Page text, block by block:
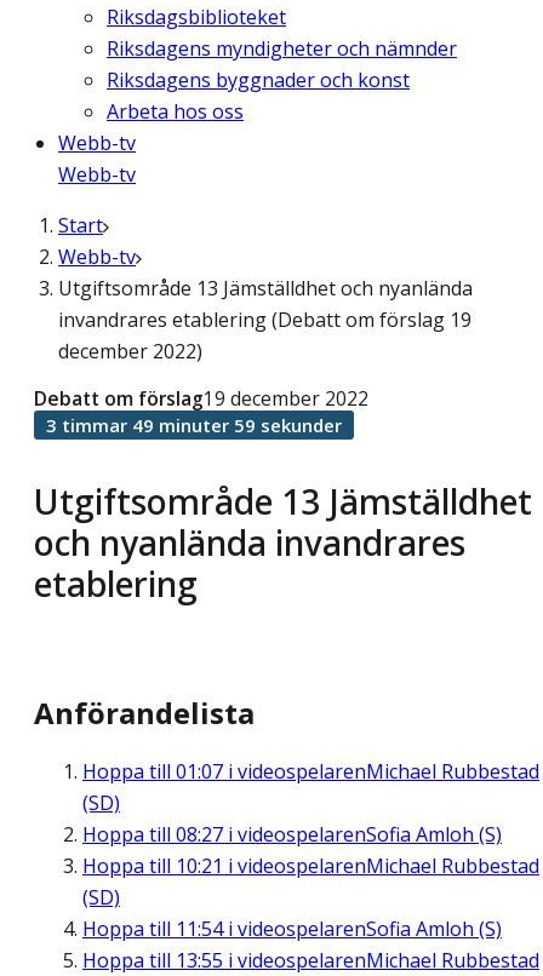
Riksdagsbiblioteket
Riksdagens myndigheter och nämnder
Riksdagens byggnader och konst
Arbeta hos oss
Webb-tv
Webb-tv
Start
Webb-tv
Utgiftsområde 13 Jämställdhet och nyanlända
invandrares etablering (Debatt om förslag 19
december 2022)
Utgiftsområde 13 Jämställdhet
och nyanlända invandrares
etablering
Debatt om förslag19 december 2022
3 timmar 49 minuter 59 sekunder
Anförandelista
Hoppa till 01:07 i videospelarenMichael Rubbestad
(SD)
Hoppa till 08:27 i videospelarenSofia Amloh (S)
Hoppa till 10:21 i videospelarenMichael Rubbestad
(SD)
Hoppa till 11:54i videospelarenSofia Amloh (S)
Hoppa till 13:55 i videospelarenMichael Rubbestad